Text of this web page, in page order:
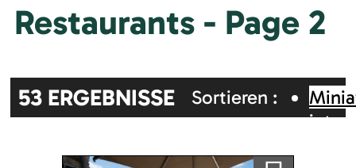
Restaurants - Page 2
53 ERGEBNISSE
Sortieren :
Ajouter a ma sélection